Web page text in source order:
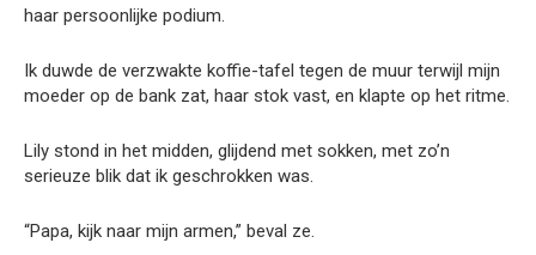
haar persoonlijke podium.
Ik duwde de verzwakte koffie-tafel tegen de muur terwijl mijn
moeder op de bank zat, haar stok vast, en klapte op het ritme.
Lily stond in het midden, glijdend met sokken, met zo’n
serieuze blik dat ik geschrokken was.
“Papa, kijk naar mijn armen,” beval ze.